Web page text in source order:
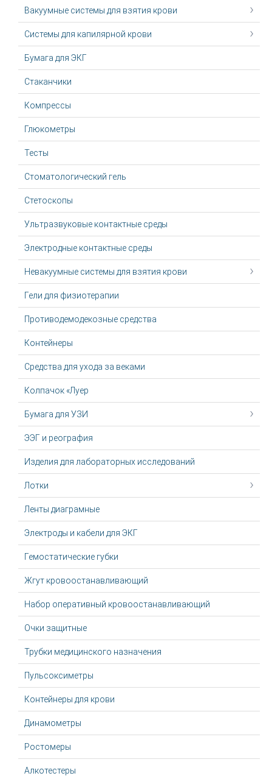
Вакуумные системы для взятия крови
Системы для капилярной крови
Бумага для ЭКГ
Стаканчики
Компрессы
Глюкометры
Тесты
Стоматологический гель
Стетоскопы
Ультразвуковые контактные среды
Электродные контактные среды
Невакуумные системы для взятия крови
Гели для физиотерапии
Противодемодекозные средства
Контейнеры
Средства для ухода за веками
Колпачок «Луер
Бумага для УЗИ
ЭЭГ и реография
Изделия для лабораторных исследований
Лотки
Ленты диаграмные
Электроды и кабели для ЭКГ
Гемостатические губки
Жгут крoвooстaнaвливaющий
Набор оперативный кровоостанавливающий
Очки защитные
Трубки медицинского назначения
Пульсоксиметры
Контейнеры для крови
Динамометры
Ростомеры
Алкотестеры